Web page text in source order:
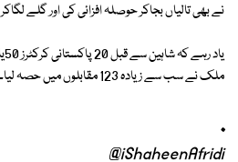
نے بھی تالیاں بجاکر حوصلہ افزائی کی اور گلے
ملک نے سب سے زیادہ 123 مقابلوں میں حصہ لیا۔
.
@iShaheenAfridi